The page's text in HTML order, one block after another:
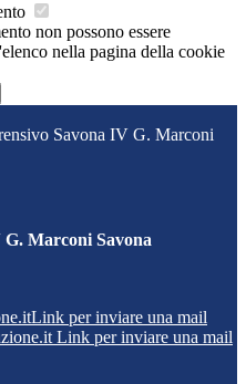
non possono essere
nella pagina della cookie
Savona IV G. Marconi
Marconi Savona
Link per inviare una mail
Link per inviare una mail